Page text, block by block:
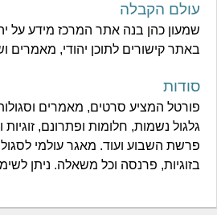
עולם הקבלה
שמעון כהן בנה אתר המרכז מידע על
באתר קישורים לתוכן יהודי, מאמרים
סודות
פורטל המציע סרטים, מאמרים
גלגול נשמות, חלומות ופתרונם, זוגיות
פרשת השבוע ועוד. מאגר עולמי
בזוגיות, פרנסה וכל משאלה. ניתן